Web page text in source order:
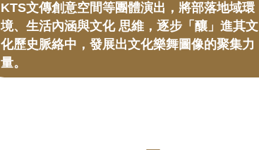
KTS文傳創意空間等團體演出，將部落地域環
境、生活內涵與文化 思維，逐步「釀」進其文
化歷史脈絡中，發展出文化樂舞圖像的聚集力
量。